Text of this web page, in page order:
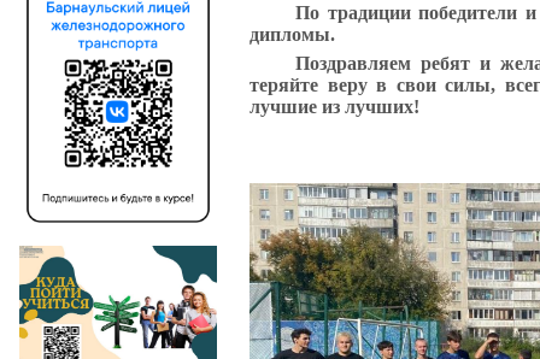
По традиции победители
дипломы.
Поздравляем ребят и
теряйте веру в свои силы,
лучшие из лучших!